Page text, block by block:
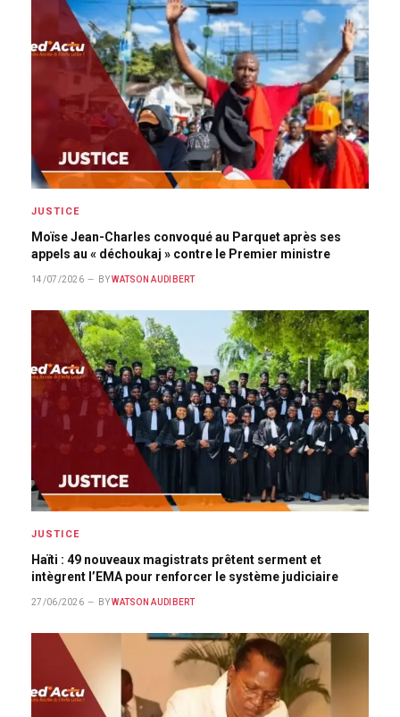
JUSTICE
Moïse Jean-Charles convoqué au Parquet après ses
appels au « déchoukaj » contre le Premier ministre
14/07/2026 BY WATSON AUDIBERT
JUSTICE
Haïti : 49 nouveaux magistrats prêtent serment et
intègrent l’EMA pour renforcer le système judiciaire
27/06/2026 BY WATSON AUDIBERT